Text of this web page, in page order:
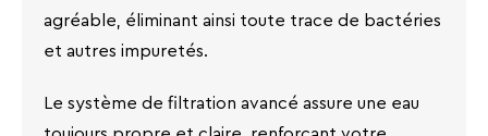
agréable, éliminant ainsi toute trace de bactéries
et autres impuretés.
Le système de filtration avancé assure une eau